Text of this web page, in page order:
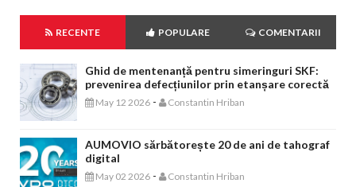
RECENTE POPULARE COMENTARII
Ghid de mentenanță pentru simeringuri SKF:
prevenirea defecțiunilor prin etanșare corectă
May 12 2026 - Constantin Hriban
AUMOVIO sărbătorește 20 de ani de tahograf
digital
May 02 2026 - Constantin Hriban